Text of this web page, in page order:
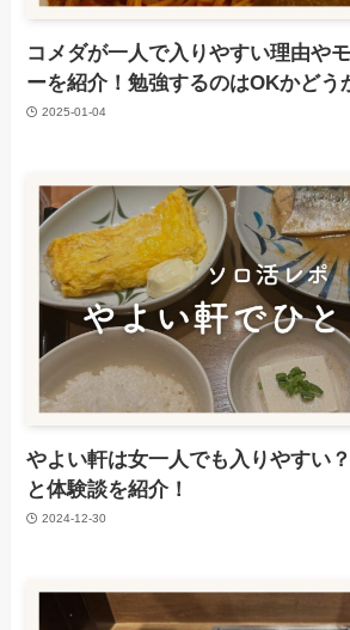
コメダが一人で入りやすい理由や
ーを紹介！勉強するのはOKかどう
2025-01-04
やよい軒は女一人でも入りやすい
と体験談を紹介！
2024-12-30